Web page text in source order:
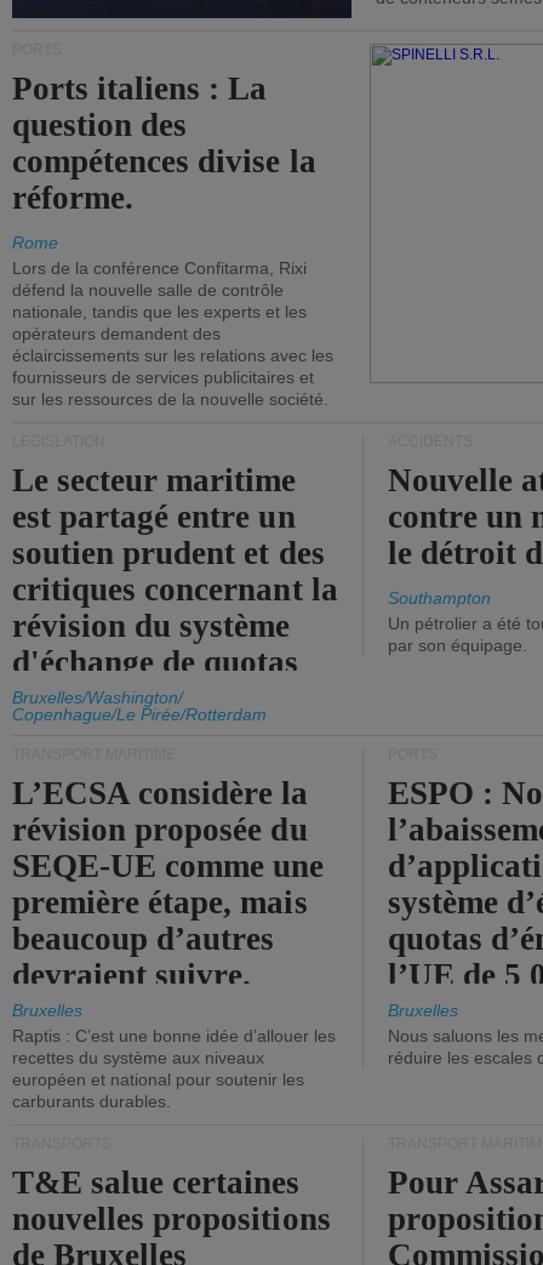
Ports italiens : La
question des
compétences divise la
réforme.
Rome
Lors de la conférence Confitarma, Rixi
défend la nouvelle salle de contrôle
nationale, tandis que les experts et les
opérateurs demandent des
éclaircissements sur les relations avec les
fournisseurs de services publicitaires et
sur les ressources de la nouvelle société.
Le secteur maritime
est partagé entre un
soutien prudent et des
critiques concernant la
révision du système
d'échange de quotas
d'émission de l'UE.
Bruxelles/Washington/
Copenhague/Le Pirée/Rotterdam
Nouvelle
contre un
le détroit
Southampton
Un pétrolier a été
par son équipage.
L’ECSA considère la
révision proposée du
SEQE-UE comme une
première étape, mais
beaucoup d’autres
devraient suivre.
Bruxelles
Raptis : C’est une bonne idée d’allouer les
recettes du système aux niveaux
européen et national pour soutenir les
carburants durables.
ESPO :
système
quotas
l’UE de 5
tonneaux
brute.
Bruxelles
Nous saluons les
réduire les escales
T&E salue certaines
nouvelles propositions
de Bruxelles
Pour